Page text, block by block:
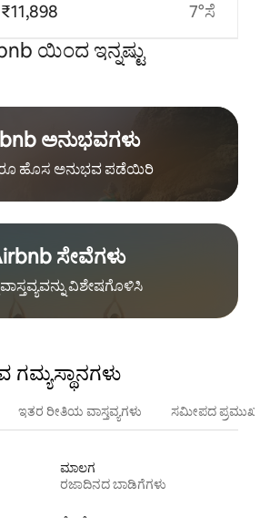
₹11,898 7°ಸೆ
ಯಿಂದ ಇನ್ನಷ್ಟು
ಅನುಭವಗಳು
ಹೊಸ ಅನುಭವ ಪಡೆಯಿರಿ
ಸೇವೆಗಳು
ವಿಶೇಷಗೊಳಿಸಿ
ಗಮ್ಯಸ್ಥಾನಗಳು
ಇತರ ರೀತಿಯ ವಾಸ್ತವ್ಯಗಳು ಸಮೀಪದ ಪ್ರಮುಖ
ಮಾಲಗ
ರಜಾದಿನದ ಬಾಡಿಗೆಗಳು